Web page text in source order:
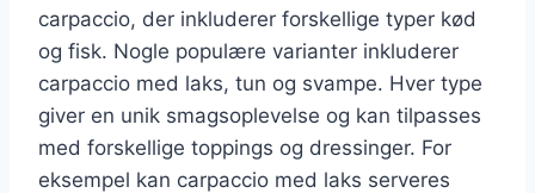
carpaccio, der inkluderer forskellige typer kød
og fisk. Nogle populære varianter inkluderer
carpaccio med laks, tun og svampe. Hver type
giver en unik smagsoplevelse og kan tilpasses
med forskellige toppings og dressinger. For
eksempel kan carpaccio med laks serveres